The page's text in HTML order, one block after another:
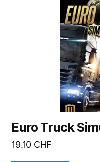
Euro Truck
19.10 CHF